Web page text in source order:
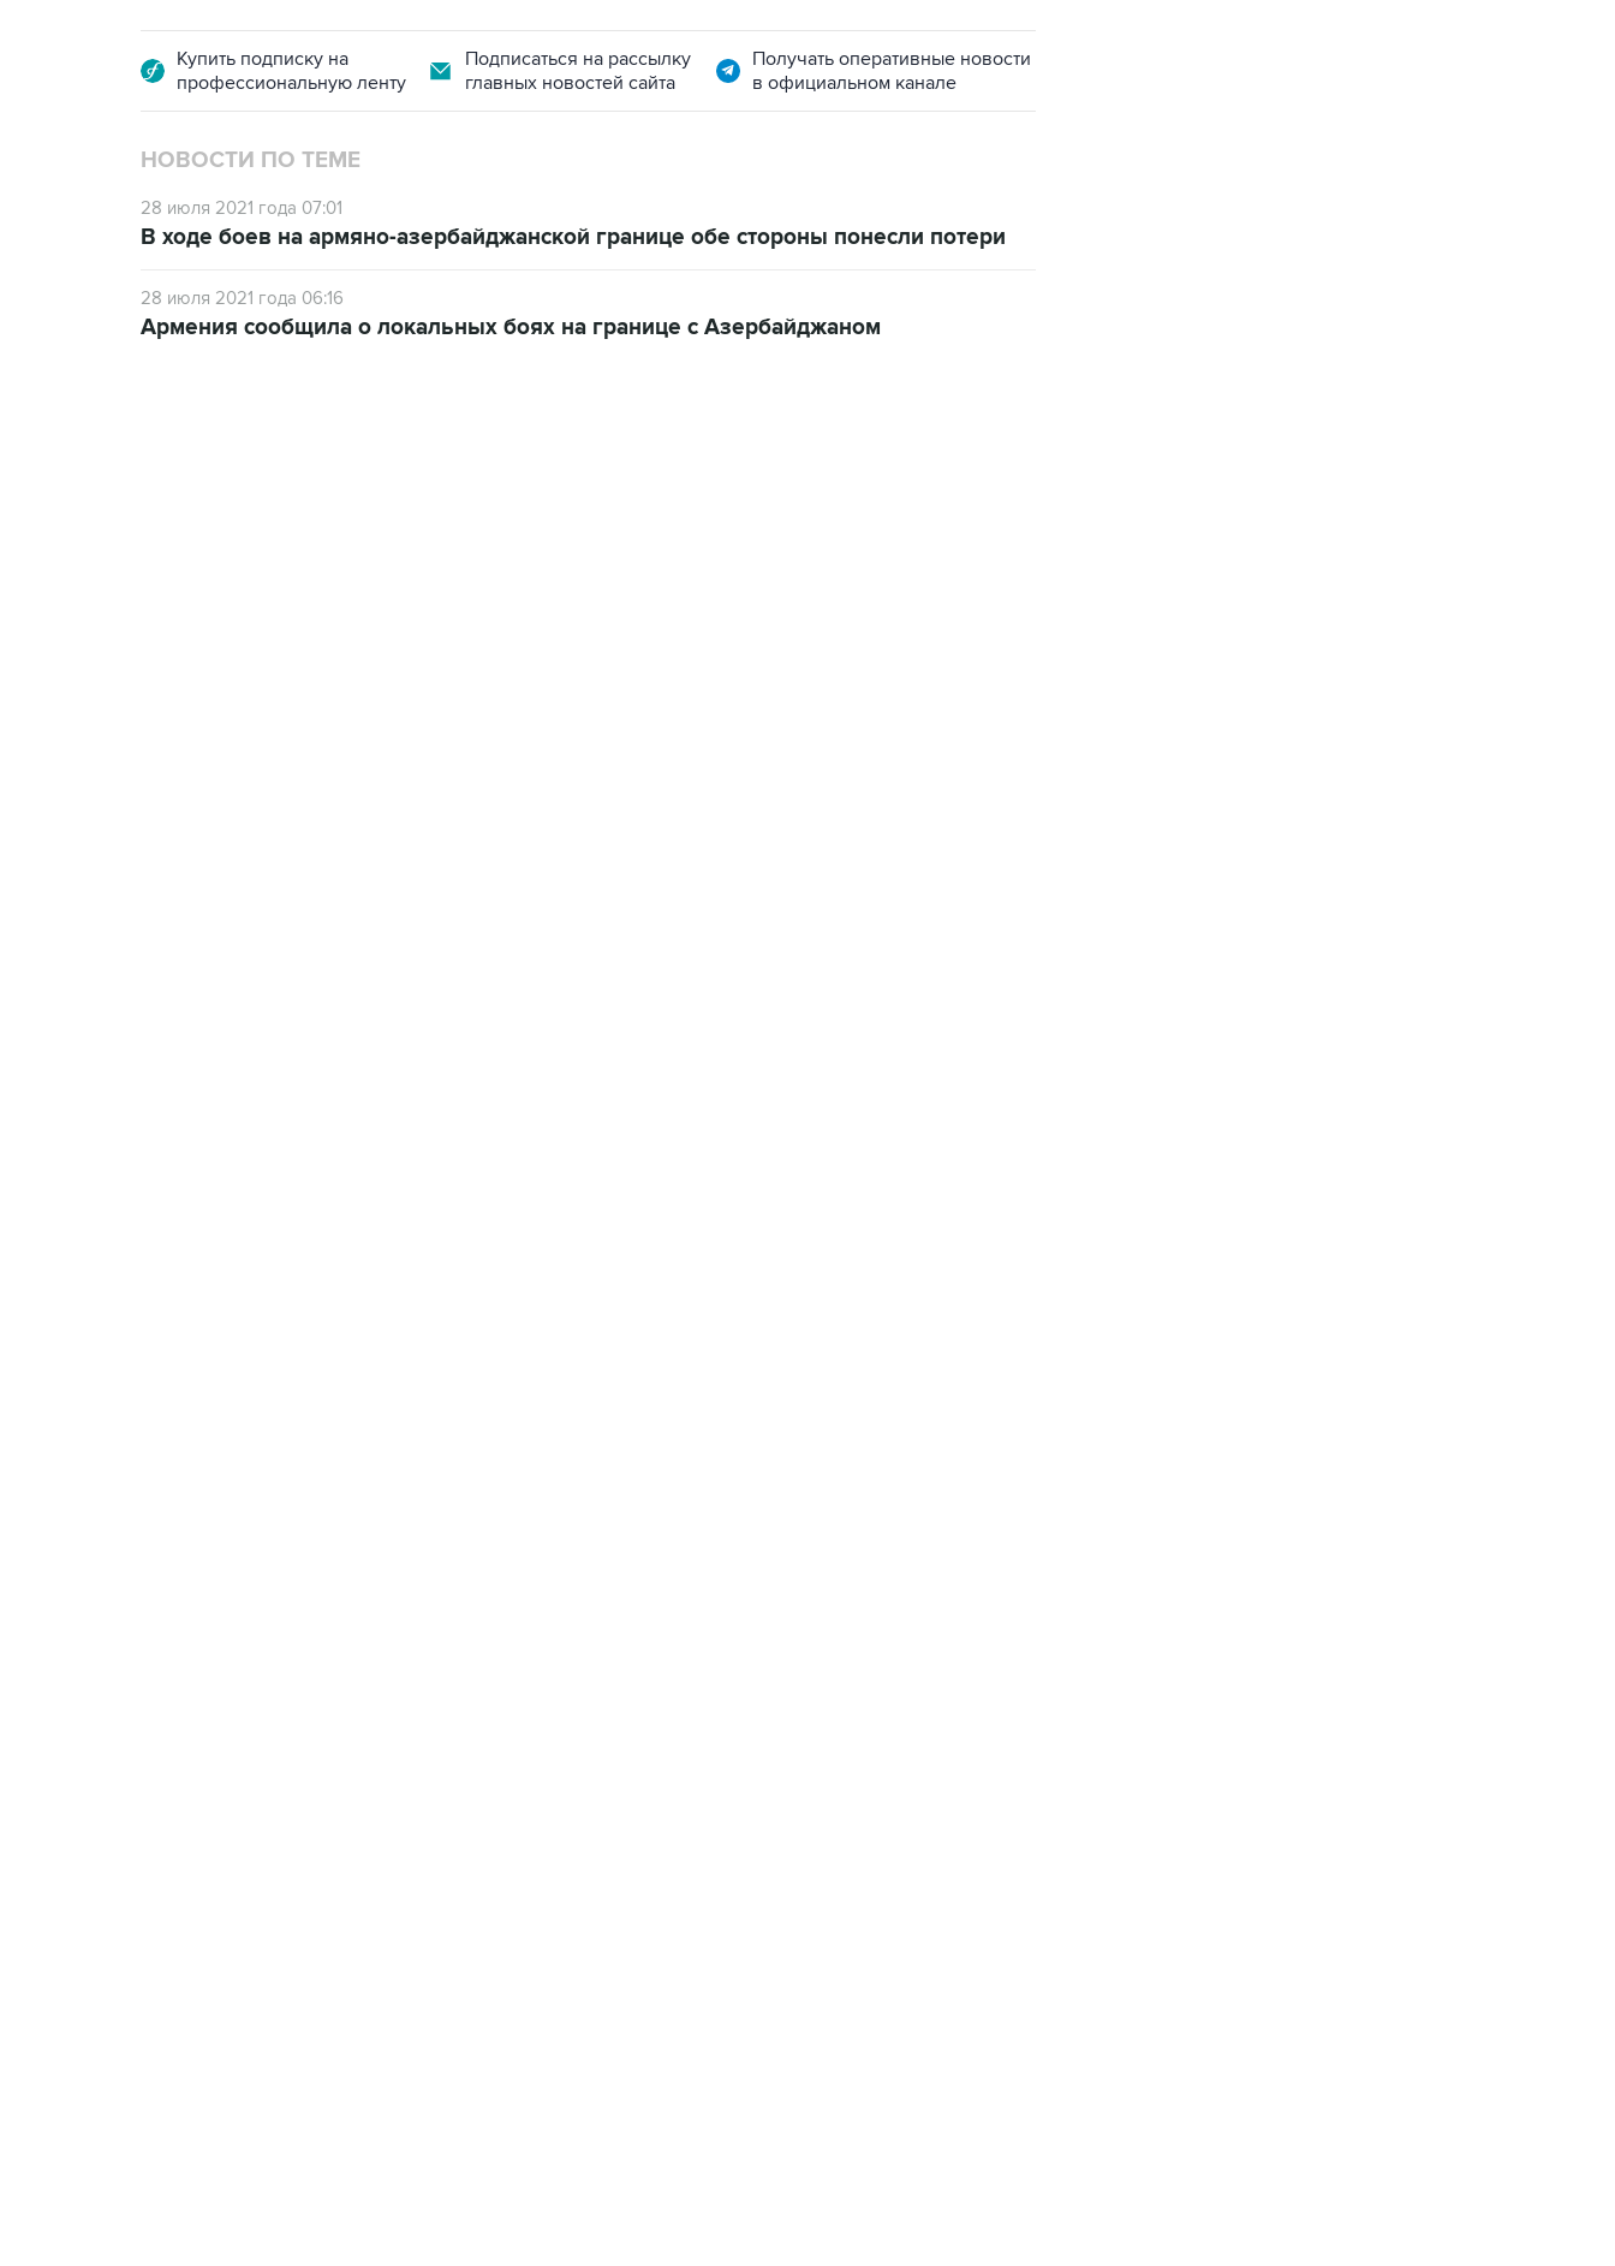
Купить подписку на
профессиональную ленту
Подписаться на рассылку
главных новостей сайта
Получать оперативные новости
в официальном канале
НОВОСТИ ПО ТЕМЕ
28 июля 2021 года 07:01
В ходе боев на армяно-азербайджанской границе обе стороны понесли потери
28 июля 2021 года 06:16
Армения сообщила о локальных боях на границе с Азербайджаном